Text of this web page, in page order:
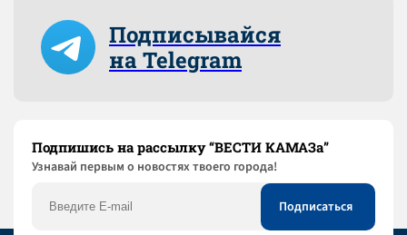
Подписывайся
на Telegram
Подпишись на рассылку “ВЕСТИ КАМАЗа”
Узнaвай первым о новостях твоего города!